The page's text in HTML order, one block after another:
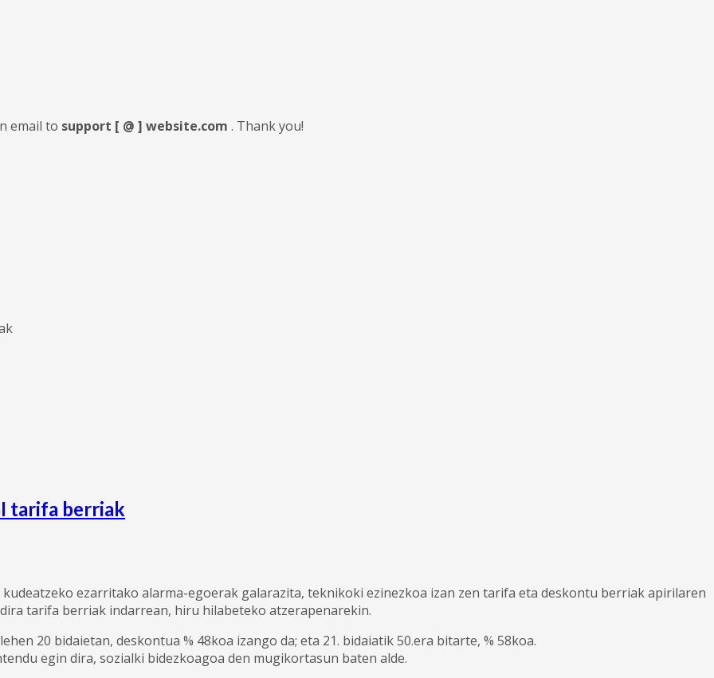
email to support [ @ ] website.com . Thank you!
tarifa berriak
ezarritako alarma-egoerak galarazita, teknikoki ezinezkoa izan zen tarifa eta deskontu berriak apirilaren
tarifa berriak indarrean, hiru hilabeteko atzerapenarekin.
20 bidaietan, deskontua % 48koa izango da; eta 21. bidaiatik 50.era bitarte, % 58koa.
egin dira, sozialki bidezkoagoa den mugikortasun baten alde.